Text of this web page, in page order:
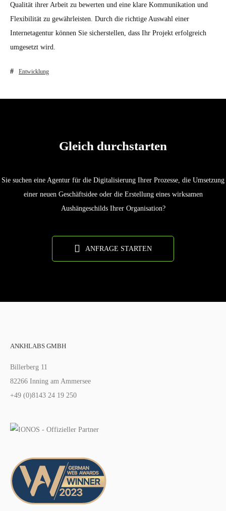
Qualität ihrer Arbeit zu bewerten und eine klare Kommunikation und
Flexibilität zu gewährleisten. Durch die richtige Auswahl einer
Internetagentur können Sie sicherstellen, dass Ihr Projekt erfolgreich
umgesetzt wird.
Entwicklung
Gleich durchstarten
Sie suchen eine Agentur für die Digitalisierung Ihrer Prozesse, die Umsetzung
einer neuen Geschäftsidee oder die Erstellung eines wirksamen
Aushängeschilds Ihrer Organisation?
ANFRAGE STARTEN
ANKHLABS GMBH
Billerberg 11
82266 Inning am Ammersee
+49 (0)8143 24 19 250